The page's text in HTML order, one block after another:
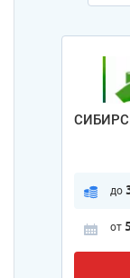
до
от 5